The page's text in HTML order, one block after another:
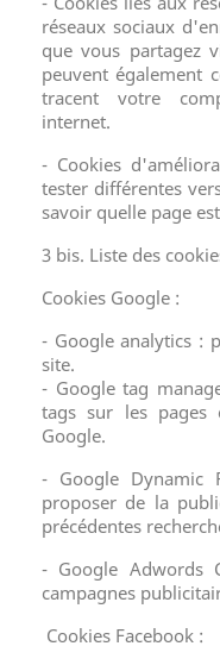
réseaux sociaux
que vous partagez
peuvent également
tracent votre
internet.
- Cookies
tester différentes
savoir quelle page
3 bis. Liste des
Cookies Google :
- Google analytics :
site.
- Google tag
tags sur les pages
Google.
- Google Dynamic
proposer de la
précédentes
- Google Adwords
campagnes
Cookies Facebook :